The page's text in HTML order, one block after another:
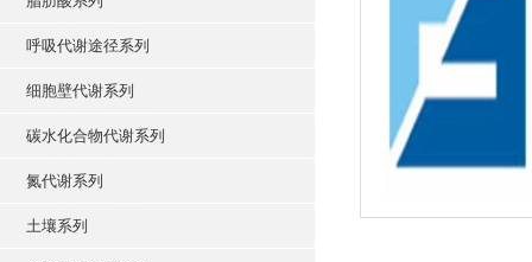
呼吸代谢途径系列
细胞壁代谢系列
碳水化合物代谢系列
氮代谢系列
土壤系列